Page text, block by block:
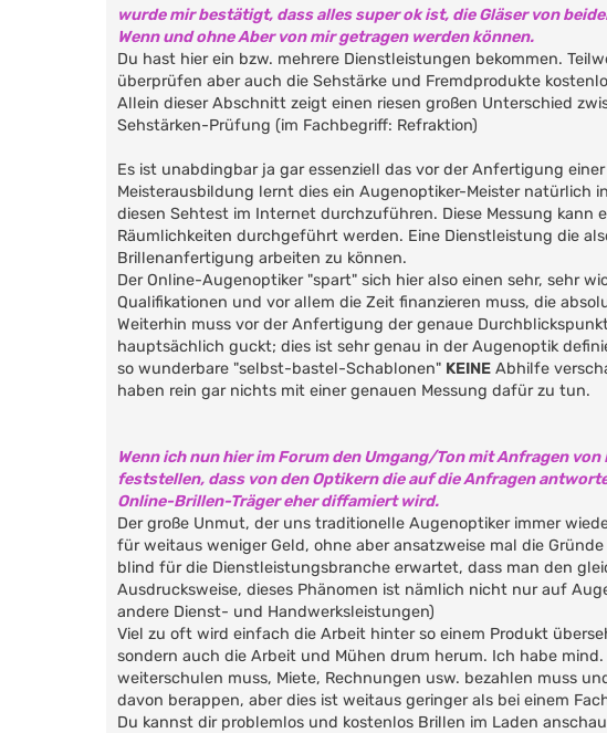
wurde mir bestätigt, dass alles super ok ist, die Gläser von
Wenn und ohne Aber von mir getragen werden können.
Du hast hier ein bzw. mehrere Dienstleistungen bekommen.
überprüfen aber auch die Sehstärke und Fremdprodukte
Allein dieser Abschnitt zeigt einen riesen großen Unterschied
Sehstärken-Prüfung (im Fachbegriff: Refraktion)
Es ist unabdingbar ja gar essenziell das vor der Anfertigung
Meisterausbildung lernt dies ein Augenoptiker-Meister natürlich
diesen Sehtest im Internet durchzuführen. Diese Messung
Räumlichkeiten durchgeführt werden. Eine Dienstleistung die
Brillenanfertigung arbeiten zu können.
Der Online-Augenoptiker "spart" sich hier also einen sehr, sehr
Qualifikationen und vor allem die Zeit finanzieren muss, die
Weiterhin muss vor der Anfertigung der genaue
hauptsächlich guckt; dies ist sehr genau in der Augenoptik
so wunderbare "selbst-bastel-Schablonen" KEINE Abhilfe
haben rein gar nichts mit einer genauen Messung dafür zu tun.
Wenn ich nun hier im Forum den Umgang/Ton mit Anfragen
feststellen, dass von den Optikern die auf die Anfragen
Online-Brillen-Träger eher diffamiert wird.
Der große Unmut, der uns traditionelle Augenoptiker immer
für weitaus weniger Geld, ohne aber ansatzweise mal die
blind für die Dienstleistungsbranche erwartet, dass man den
Ausdrucksweise, dieses Phänomen ist nämlich nicht nur auf
andere Dienst- und Handwerksleistungen)
Viel zu oft wird einfach die Arbeit hinter so einem Produkt
sondern auch die Arbeit und Mühen drum herum. Ich habe
weiterschulen muss, Miete, Rechnungen usw. bezahlen muss
davon berappen, aber dies ist weitaus geringer als bei einem
Du kannst dir problemlos und kostenlos Brillen im Laden